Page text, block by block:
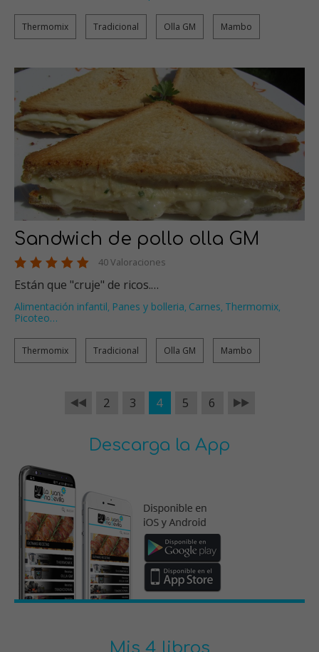
Thermomix Tradicional Olla GM Mambo
Sandwich de pollo olla GM
40 Valoraciones
Están que "cruje" de ricos.…
Alimentación infantil, Panes y bolleria, Carnes, Thermomix,
Picoteo…
Thermomix Tradicional Olla GM Mambo
2 3 4 5 6
Descarga la App
Mis 4 libros